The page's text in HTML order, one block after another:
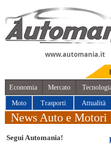
www.automania.it
Economia Mercato
Moto Trasporti Attualità
News Auto e Motori
Segui Automania!